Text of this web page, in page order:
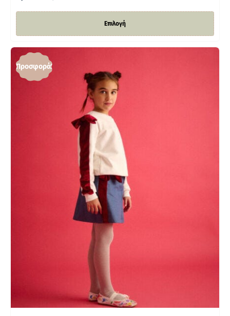
Επιλογή
Προσφορά!